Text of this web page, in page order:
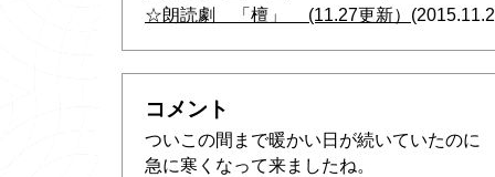
☆朗読劇 「檀」 (11.27更新）
コメント
ついこの間まで暖かい日が続いていたのに
急に寒くなって来ましたね。